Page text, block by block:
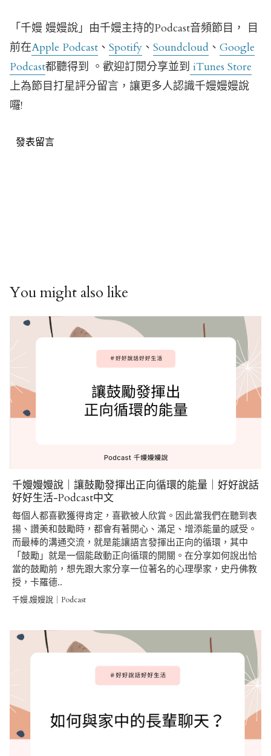
「千嫚 嫚嫚說」由千嫚主持的Podcast音頻節目， 目
前在Apple Podcast 、 Spotify 、 Soundcloud 、 Google
Podcast都聽得到 。歡迎訂閱分享並到 iTunes Store
上為節目打星評分留言，讓更多人認識千嫚嫚嫚說
囉!
發表留言
You might also like
千嫚嫚嫚說｜讓鼓勵發揮出正向循環的能量｜好好說話
好好生活-Podcast中文
每個人都喜歡獲得肯定，喜歡被人欣賞。因此當我們在聽到表
揚、讚美和鼓勵時，都會有著開心、滿足、增添能量的感受。
而最棒的溝通交流，就是能讓語言發揮出正向的循環，其中
「鼓勵」就是一個能啟動正向循環的開關。在分享如何說出恰
當的鼓勵前，想先跟大家分享一位著名的心理學家，史丹佛教
授，卡羅德..
千嫚,嫚嫚說｜Podcast